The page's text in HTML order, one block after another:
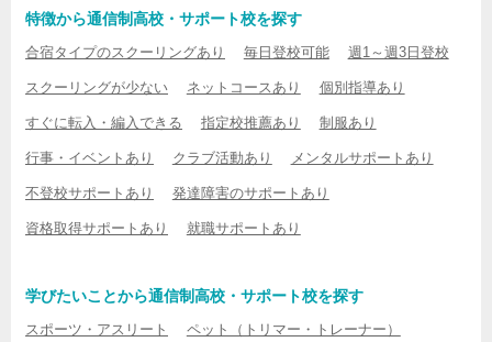
特徴から通信制高校・サポート校を探す
合宿タイプのスクーリングあり 毎日登校可能 週1～週3日登校
スクーリングが少ない ネットコースあり 個別指導あり
すぐに転入・編入できる 指定校推薦あり 制服あり
行事・イベントあり クラブ活動あり メンタルサポートあり
不登校サポートあり 発達障害のサポートあり
資格取得サポートあり 就職サポートあり
学びたいことから通信制高校・サポート校を探す
スポーツ・アスリート ペット（トリマー・トレーナー）